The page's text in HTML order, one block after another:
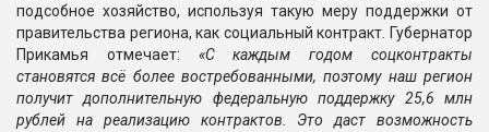
подсобное хозяйство, используя такую меру поддержки от
правительства региона, как социальный контракт. Губернатор
Прикамья отмечает: «С каждым годом соцконтракты
становятся всё более востребованными, поэтому наш регион
получит дополнительную федеральную поддержку 25,6 млн
рублей на реализацию контрактов. Это даст возможность